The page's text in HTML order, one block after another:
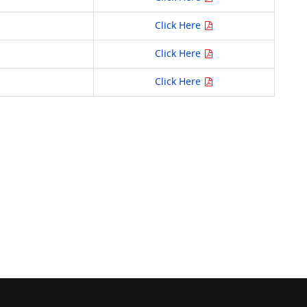
Click Here
Click Here
Click Here